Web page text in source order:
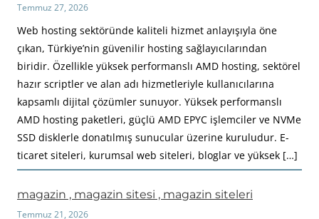
Temmuz 27, 2026
Web hosting sektöründe kaliteli hizmet anlayışıyla öne
çıkan, Türkiye’nin güvenilir hosting sağlayıcılarından
biridir. Özellikle yüksek performanslı AMD hosting, sektörel
hazır scriptler ve alan adı hizmetleriyle kullanıcılarına
kapsamlı dijital çözümler sunuyor. Yüksek performanslı
AMD hosting paketleri, güçlü AMD EPYC işlemciler ve NVMe
SSD disklerle donatılmış sunucular üzerine kuruludur. E-
ticaret siteleri, kurumsal web siteleri, bloglar ve yüksek […]
magazin , magazin sitesi , magazin siteleri
Temmuz 21, 2026